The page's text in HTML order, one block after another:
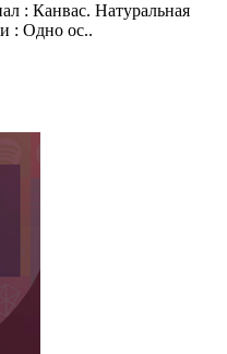
: Канвас. Натуральная
: Одно ос..